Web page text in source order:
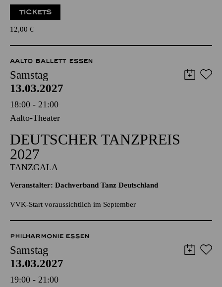
Für Kleinkinder von 1 bis 3 Jahren
12,00€
AALTO BALLETT ESSEN
Samstag
13.03.2027
18:00 - 21:00
Aalto-Theater
DEUTSCHER TANZPREIS
2027
VVK-Start voraussichtlich im September
PHILHARMONIE ESSEN
Samstag